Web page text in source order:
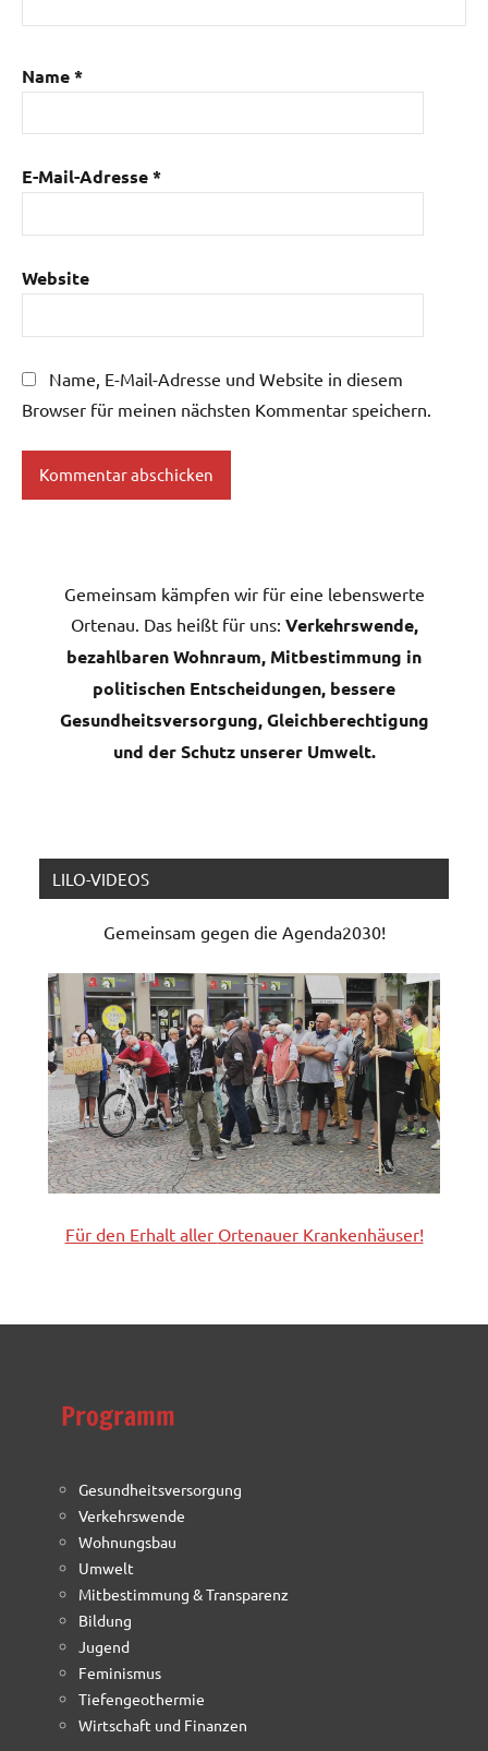
Name*
E-Mail-Adresse*
Website
Name, E-Mail-Adresse und Website in diesem
Browser für meinen nächsten Kommentar speichern.
Gemeinsam kämpfen wir für eine lebenswerte
Ortenau. Das heißt für uns: Verkehrswende,
bezahlbaren Wohnraum, Mitbestimmung in
politischen Entscheidungen, bessere
Gesundheitsversorgung, Gleichberechtigung
und der Schutz unserer Umwelt.
LILO-VIDEOS
Gemeinsam gegen die Agenda2030!
Für den Erhalt aller Ortenauer Krankenhäuser!
Programm
Gesundheitsversorgung
Verkehrswende
Wohnungsbau
Umwelt
Mitbestimmung & Transparenz
Bildung
Jugend
Feminismus
Tiefengeothermie
Wirtschaft und Finanzen